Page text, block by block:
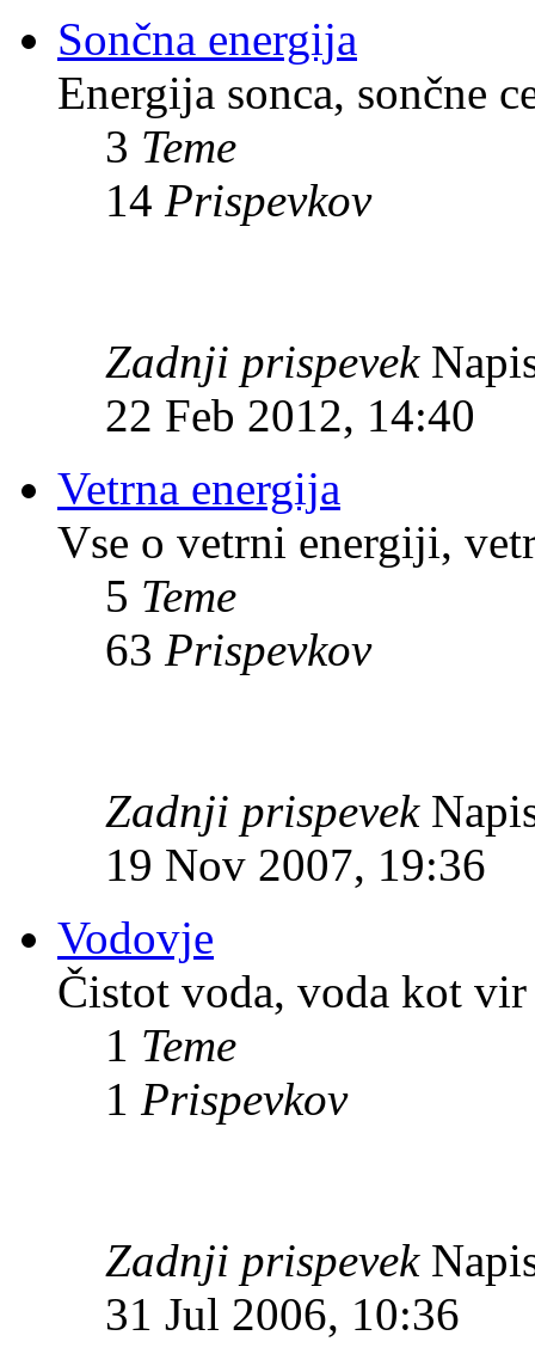
Sončna energija
Energija sonca, sončne
3 Teme
14 Prispevkov
Zadnji prispevek
22 Feb 2012, 14:40
Vetrna energija
Vse o vetrni energiji,
5 Teme
63 Prispevkov
Zadnji prispevek
19 Nov 2007, 19:36
Vodovje
Čistot voda, voda kot
1 Teme
1 Prispevkov
Zadnji prispevek
31 Jul 2006, 10:36